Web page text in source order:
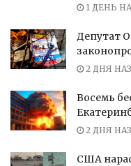
1 ДЕНЬ
Депутат
2 ДНЯ
Восемь
2 ДНЯ
США